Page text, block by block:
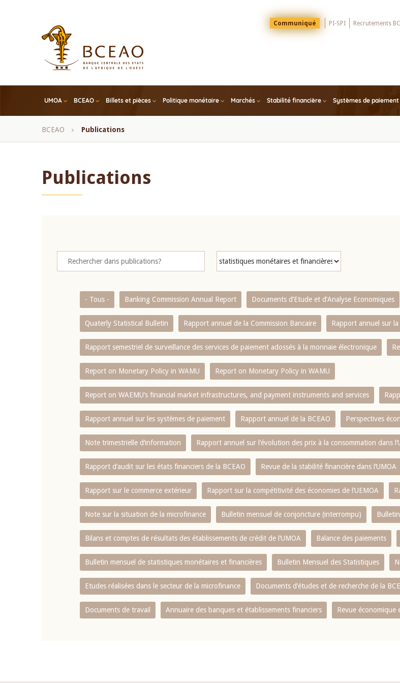
Menu
Top
Communiqué PI-SPI Recrutements
UMOA BCEAO Billets et pièces Politique monétaire Marchés Stabilité financière Systèmes de paiement
Fil
BCEAO Publications
Publications
- Tous - Banking Commission Annual Report Documents d’Etude et d’Analyse Economiques
Quaterly Statistical Bulletin Rapport annuel de la Commission Bancaire Rapport annuel sur
Rapport semestriel de surveillance des services de paiement adossés à la monnaie électronique
Report on Monetary Policy in WAMU Report on Monetary Policy in WAMU
Report on WAEMU’s financial market infrastructures, and payment instruments and services
Rapport annuel sur les systèmes de paiement Rapport annuel de la BCEAO Perspectives
Note trimestrielle d‘information Rapport annuel sur l‘évolution des prix à la consommation dans
Rapport d‘audit sur les états financiers de la BCEAO Revue de la stabilité financière dans l‘UMOA
Rapport sur le commerce extérieur Rapport sur la compétitivité des économies de l‘UEMOA
Note sur la situation de la microfinance Bulletin mensuel de conjoncture (interrompu)
Bilans et comptes de résultats des établissements de crédit de l‘UMOA Balance des paiements
Bulletin mensuel de statistiques monétaires et financières Bulletin Mensuel des Statistiques
Etudes réalisées dans le secteur de la microfinance Documents d’études et de recherche de la
Documents de travail Annuaire des banques et établissements financiers Revue économique